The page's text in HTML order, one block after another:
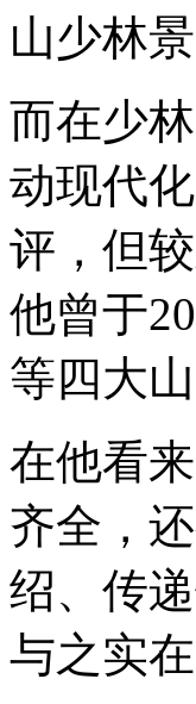
山少林
而在少
动现代
评，但
他曾于
等四大
在他看
齐全，
绍、传
与之实在